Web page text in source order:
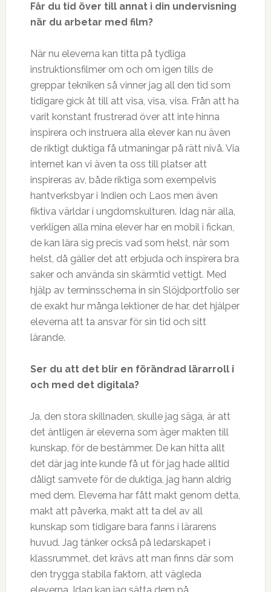
Får du tid över till annat i din undervisning
när du arbetar med film?
När nu eleverna kan titta på tydliga
instruktionsfilmer om och om igen tills de
greppar tekniken så vinner jag all den tid som
tidigare gick åt till att visa, visa, visa. Från att ha
varit konstant frustrerad över att inte hinna
inspirera och instruera alla elever kan nu även
de riktigt duktiga få utmaningar på rätt nivå. Via
internet kan vi även ta oss till platser att
inspireras av, både riktiga som exempelvis
hantverksbyar i Indien och Laos men även
fiktiva världar i ungdomskulturen. Idag när alla,
verkligen alla mina elever har en mobil i fickan,
de kan lära sig precis vad som helst, när som
helst, då gäller det att erbjuda och inspirera bra
saker och använda sin skärmtid vettigt. Med
hjälp av terminsschema in sin Slöjdportfolio ser
de exakt hur många lektioner de har, det hjälper
eleverna att ta ansvar för sin tid och sitt
lärande.
Ser du att det blir en förändrad lärarroll i
och med det digitala?
Ja, den stora skillnaden, skulle jag säga, är att
det äntligen är eleverna som äger makten till
kunskap, för de bestämmer. De kan hitta allt
det där jag inte kunde få ut för jag hade alltid
dåligt samvete för de duktiga, jag hann aldrig
med dem. Eleverna har fått makt genom detta,
makt att påverka, makt att ta del av all
kunskap som tidigare bara fanns i lärarens
huvud. Jag tänker också på ledarskapet i
klassrummet, det krävs att man finns där som
den trygga stabila faktorn, att vägleda